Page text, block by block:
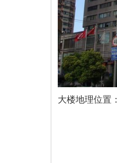
大楼地理位置：